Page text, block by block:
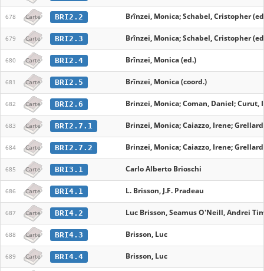
678 Carte BRI2.2 Brînzei, Monica; Schabel, Cristopher
679 Carte BRI2.3 Brînzei, Monica; Schabel, Cristopher
680 Carte BRI2.4 Brînzei, Monica (ed.)
681 Carte BRI2.5 Brînzei, Monica (coord.)
682 Carte BRI2.6 Brinzei, Monica; Coman, Daniel; Curut,
683 Carte BRI2.7.1 Brinzei, Monica; Caiazzo, Irene;
684 Carte BRI2.7.2 Brinzei, Monica; Caiazzo, Irene;
685 Carte BRI3.1 Carlo Alberto Brioschi
686 Carte BRI4.1 L. Brisson, J.F. Pradeau
687 Carte BRI4.2 Luc Brisson, Seamus O'Neill, Andrei
688 Carte BRI4.3 Brisson, Luc
689 Carte BRI4.4 Brisson, Luc